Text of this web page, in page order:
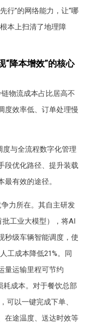
行”的网络能力，让“哪
本上扫清了地理障
“降本增效”的核心
物流成本占比居高不
度效率低、订单处理慢
度与全流程数字化管理
段优化路径、提升装载
有效的途径。
力所在。其自主研发
批工业大模型），将AI
秒级车辆智能调度，使
工成本降低21%。同
量运输里程可节约
耗成本。对于餐饮总部
可以一键完成下单、
在途温度、送达时效等